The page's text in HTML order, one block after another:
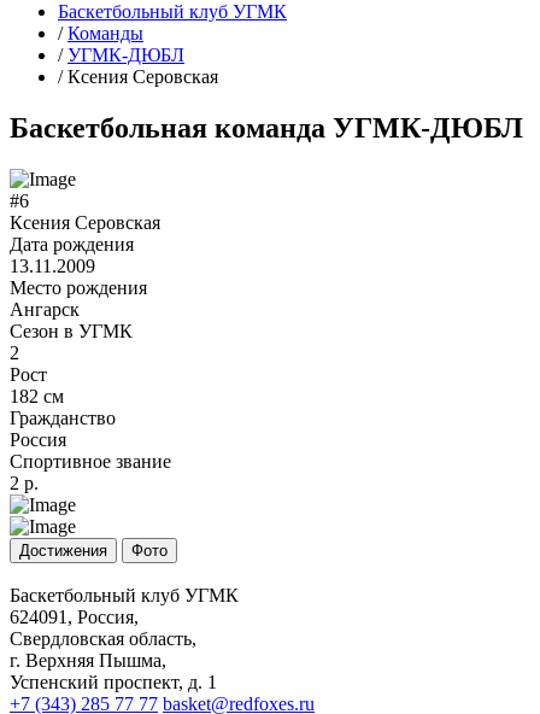
Баскетбольный клуб УГМК
/ Команды
/ УГМК-ДЮБЛ
/Ксения Серовская
Баскетбольная команда УГМК-ДЮБЛ
#6
Ксения Серовская
Дата рождения
13.11.2009
Место рождения
Ангарск
Сезон в УГМК
2
Рост
182 см
Гражданство
Россия
Спортивное звание
2 р.
Достижения Фото
Баскетбольный клуб УГМК
624091, Россия,
Свердловская область,
г. Верхняя Пышма,
Успенский проспект, д. 1
+7 (343) 285 77 77 basket@redfoxes.ru